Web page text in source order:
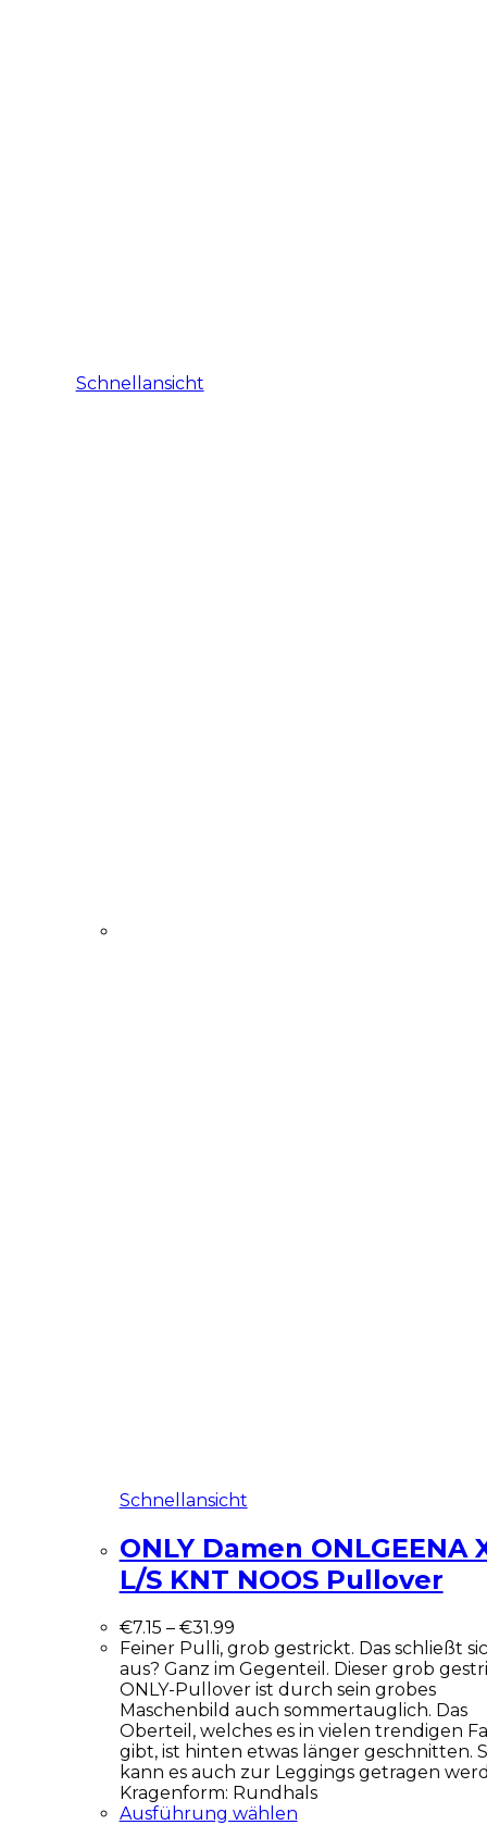
Schnellansicht
Schnellansicht
ONLY Damen ONLGEENA
L/S KNT NOOS Pullover
€7.15 – €31.99
Feiner Pulli, grob gestrickt. Das schließt
aus? Ganz im Gegenteil. Dieser grob
ONLY-Pullover ist durch sein grobes
Maschenbild auch sommertauglich. Das
Oberteil, welches es in vielen trendigen
gibt, ist hinten etwas länger geschnitten.
kann es auch zur Leggings getragen
Kragenform: Rundhals
Ausführung wählen